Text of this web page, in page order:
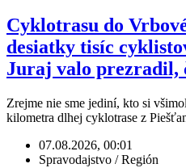
Cyklotrasu do
desiatky tisíc
Juraj valo prezradil,
Zrejme nie sme jediní, kto si
kilometra dlhej cyklotrase z
07.08.2026, 00:01
Spravodajstvo / Región